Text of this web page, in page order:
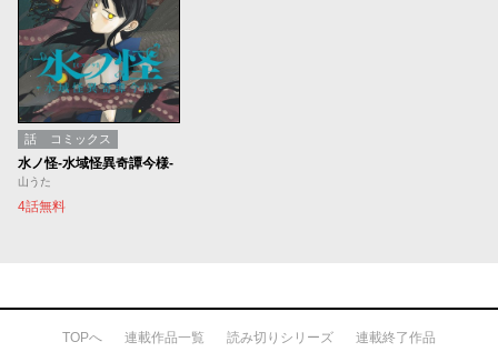
話 コミックス
水ノ怪-水域怪異奇譚今様-
山うた
4話無料
TOPへ 連載作品一覧 読み切りシリーズ 連載終了作品